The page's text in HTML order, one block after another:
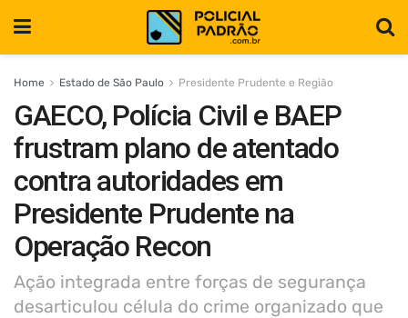
Home Estado de São Paulo Presidente Prudente e Região
GAECO, Polícia Civil e BAEP
frustram plano de atentado
contra autoridades em
Presidente Prudente na
Operação Recon
Ação integrada entre forças de segurança
desarticulou célula do crime organizado que